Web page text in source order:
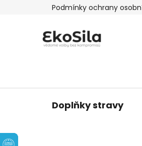
Podmínky ochrany
Doplňky stravy